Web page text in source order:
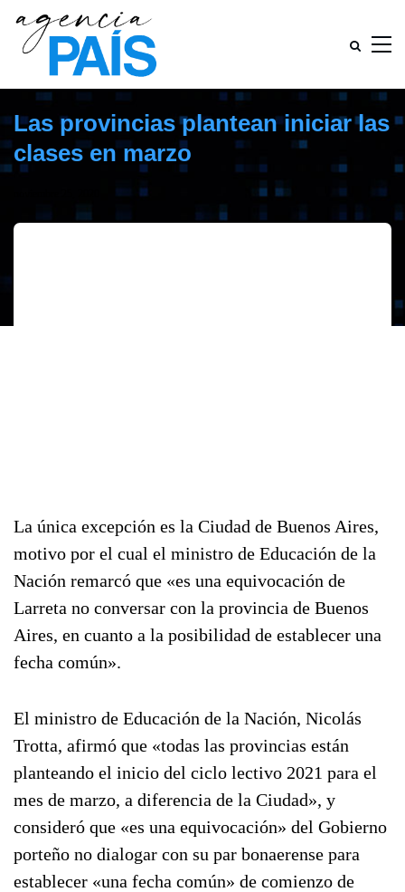
Las provincias plantean iniciar las
clases en marzo
La única excepción es la Ciudad de Buenos Aires,
motivo por el cual el ministro de Educación de la
Nación remarcó que «es una equivocación de
Larreta no conversar con la provincia de Buenos
Aires, en cuanto a la posibilidad de establecer una
fecha común».
El ministro de Educación de la Nación, Nicolás
Trotta, afirmó que «todas las provincias están
planteando el inicio del ciclo lectivo 2021 para el
mes de marzo, a diferencia de la Ciudad», y
consideró que «es una equivocación» del Gobierno
porteño no dialogar con su par bonaerense para
establecer «una fecha común» de comienzo de